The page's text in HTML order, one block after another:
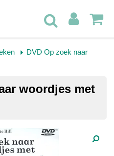
DVD Op zoek naar
woordjes met